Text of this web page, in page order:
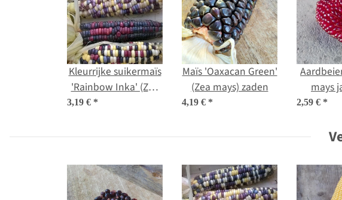
Kleurrijke suikermaïs
'Rainbow Inka' (Zea
mays) bio zaad
3,19 € *
Maïs 'Oaxacan Green'
(Zea mays) zaden
4,19 € *
mays
2,59 € *